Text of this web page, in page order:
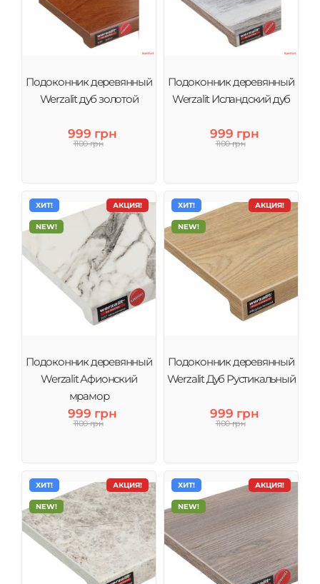
Подоконник деревянный
Werzalit дуб золотой
999 грн
1100 грн
Подоконник деревянный
Werzalit Исландский дуб
999 грн
1100 грн
АКЦИЯ!
ХИТ!
NEW!
Подоконник деревянный
Werzalit Афионский
мрамор
999 грн
1100 грн
АКЦИЯ!
ХИТ!
NEW!
Подоконник деревянный
Werzalit Дуб Рустикальный
999 грн
1100 грн
АКЦИЯ!
ХИТ!
NEW!
АКЦИЯ!
ХИТ!
NEW!